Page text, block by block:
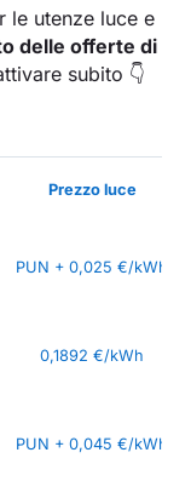
le utenze luce e
delle offerte di
subito 👇
Prezzo luce
PUN + 0,025 €/kWh
0,1892 €/kWh
PUN + 0,045 €/kWh